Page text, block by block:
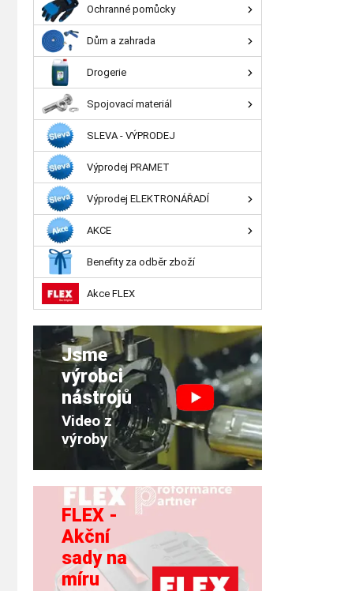
Ochranné pomůcky
Dům a zahrada
Drogerie
Spojovací materiál
SLEVA - VÝPRODEJ
Výprodej PRAMET
Výprodej ELEKTRONÁŘADÍ
AKCE
Benefity za odběr zboží
Akce FLEX
Jsme
výrobci
nástrojů
Video z
výroby
FLEX -
Akční
sady na
míru